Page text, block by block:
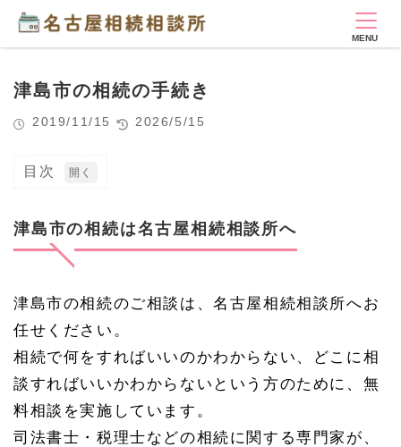
津島市の相続の手続き
2019/11/15 2026/5/15
目次
島
は
古
屋
続
相
談
所
津島市の相続は名古屋相続相談所へ
津島市の相続のご相談は、名古屋相続相談所へお
任せください。
相続で何をすればいいのかわからない、どこに相
談すればいいかわからないという方のために、無
料相談を実施しています。
司法書士・税理士などの相続に関する専門家が、